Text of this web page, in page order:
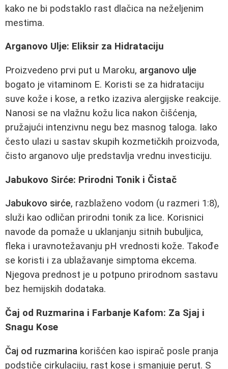
kako ne bi podstaklo rast dlačica na neželjenim
mestima.
Arganovo Ulje: Eliksir za Hidrataciju
Proizvedeno prvi put u Maroku, arganovo ulje
bogato je vitaminom E. Koristi se za hidrataciju
suve kože i kose, a retko izaziva alergijske reakcije.
Nanosi se na vlažnu kožu lica nakon čišćenja,
pružajući intenzivnu negu bez masnog taloga. Iako
često ulazi u sastav skupih kozmetičkih proizvoda,
čisto arganovo ulje predstavlja vrednu investiciju.
Jabukovo Sirće: Prirodni Tonik i Čistač
Jabukovo sirće, razblaženo vodom (u razmeri 1:8),
služi kao odličan prirodni tonik za lice. Korisnici
navode da pomaže u uklanjanju sitnih bubuljica,
fleka i uravnotežavanju pH vrednosti kože. Takođe
se koristi i za ublažavanje simptoma ekcema.
Njegova prednost je u potpuno prirodnom sastavu
bez hemijskih dodataka.
Čaj od Ruzmarina i Farbanje Kafom: Za Sjaj i
Snagu Kose
Čaj od ruzmarina korišćen kao ispirač posle pranja
podstiče cirkulaciju, rast kose i smanjuje perut. S